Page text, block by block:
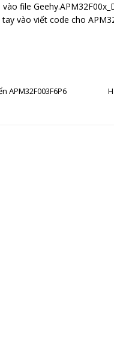
file
vào viết code cho
APM32F003F6P6